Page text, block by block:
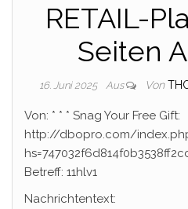
RETAIL-
Seiten
16. Juni 2025 Aus Von
Von: * * * Snag Your Free Gift:
http://dbopro.com/
Betreff: 11hlv1
Nachrichtentext: